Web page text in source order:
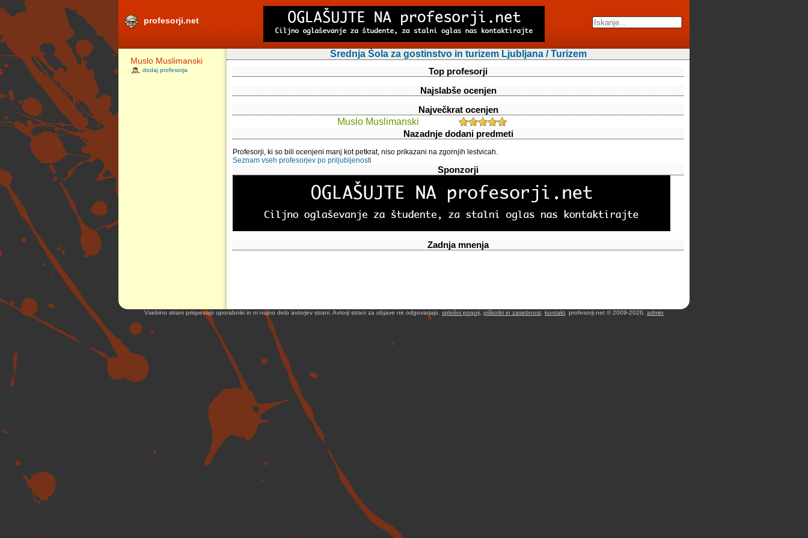
profesorji.net
Muslo Muslimanski
dodaj profesorja
Srednja Šola za gostinstvo in turizem Ljubljana / Turizem
Top profesorji
Najslabše ocenjen
Največkrat ocenjen
Muslo Muslimanski
Nazadnje dodani predmeti
Profesorji, ki so bili ocenjeni manj kot petkrat, niso prikazani na zgornjih lestvicah.
Seznam vseh profesorjev po priljubljenosti
Sponzorji
Zadnja mnenja
Vsebino strani prispevajo uporabniki in ni nujno delo avtorjev strani. Avtorji strani za objave ne odgovarjajo. splošni pogoji piškotki in zasebnost kontakt . profesorji.net © 2009-2026. admin